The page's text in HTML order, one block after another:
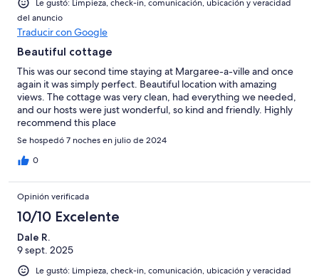
Le gustó: Limpieza, check-in, comunicación, ubicación y veracidad
del anuncio
Traducir con Google
Beautiful cottage
This was our second time staying at Margaree-a-ville and once
again it was simply perfect. Beautiful location with amazing
views. The cottage was very clean, had everything we needed,
and our hosts were just wonderful, so kind and friendly. Highly
recommend this place
Se hospedó 7 noches en julio de 2024
0
Opinión verificada
10/10 Excelente
Dale R.
9 sept. 2025
Le gustó: Limpieza, check-in, comunicación, ubicación y veracidad